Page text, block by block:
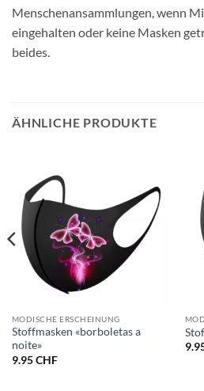
Menschenansammlungen, wenn
eingehalten oder keine Masken
beides.
ÄHNLICHE PRODUKTE
MODISCHE ERSCHEINUNG
Stoffmasken «borboletas a
noite»
9.95CHF